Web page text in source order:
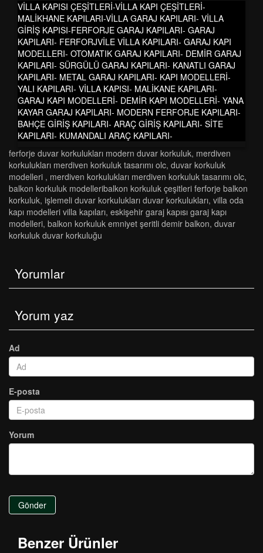
VİLLA KAPISI ÇEŞİTLERİ-VİLLA KAPI ÇEŞİTLERİ-
MALİKHANE KAPILARI-VİLLA GARAJ KAPILARI- VİLLA
GİRİŞ KAPISI-FERFORJE GARAJ KAPILARI- GARAJ
KAPILARI- FERFORJVİLE VİLLA KAPILARI- GARAJ KAPI
MODELLERI- OTOMATIK GARAJ KAPILARI- DEMİR GARAJ
KAPILARI- SÜRGÜLÜ GARAJ KAPILARI- KANATLI GARAJ
KAPILARI- METAL GARAJ KAPILARI- KAPI MODELLERİ-
YALI KAPILARI- VİLLA KAPISI- MALİKANE KAPILARI-
GARAJ KAPI MODELLERİ- DEMİR KAPI MODELLERİ- YANA
KAYAR GARAJ KAPILARI- MODERN FERFORJE KAPILARI-
BAHÇE GİRİŞ KAPILARI- ARAÇ GİRİŞ KAPILARI- SİTE
KAPILARI- KUMANDALI ARAÇ KAPILARI-
ferforje duvar korkulukları modern duvar korkuluk, merdi̇ven
korkuluklari merdi̇ven korkuluk tasarimi olc, duvar korkuluk
modelleri , merdi̇ven korkuluklari merdi̇ven korkuluk tasarimi olc,
balkon korkuluk modelleri̇balkon korkuluk çeşi̇tleri̇ ferforje balkon
korkuluk, i̇şlemeli̇ duvar korkuluklari duvar korkuluklari, villa oda
kapı modelleri villa kapıları, eskişehir garaj kapısı garaj kapı
modelleri, balkon korkuluk emniyet şeritli demir balkon, duvar
korkuluk duvar korkuluğu
Yorumlar
Yorum yaz
Ad
E-posta
Yorum
Gönder
Benzer Ürünler